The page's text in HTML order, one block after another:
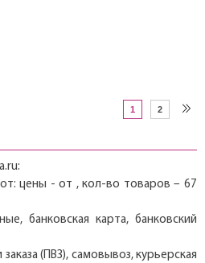
1 2
цены - от , кол-во товаров – 67
банковская карта, банковский
(ПВЗ), самовывоз, курьерская